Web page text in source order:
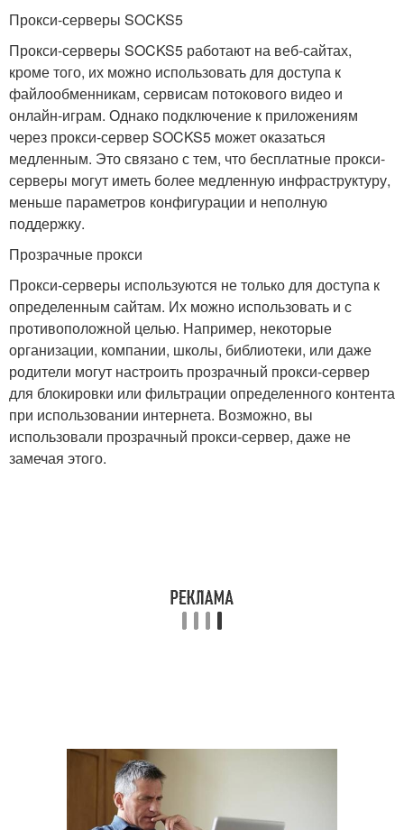
Прокси-серверы SOCKS5
Прокси-серверы SOCKS5 работают на веб-сайтах,
кроме того, их можно использовать для доступа к
файлообменникам, сервисам потокового видео и
онлайн-играм. Однако подключение к приложениям
через прокси-сервер SOCKS5 может оказаться
медленным. Это связано с тем, что бесплатные прокси-
серверы могут иметь более медленную инфраструктуру,
меньше параметров конфигурации и неполную
поддержку.
Прозрачные прокси
Прокси-серверы используются не только для доступа к
определенным сайтам. Их можно использовать и с
противоположной целью. Например, некоторые
организации, компании, школы, библиотеки, или даже
родители могут настроить прозрачный прокси-сервер
для блокировки или фильтрации определенного контента
при использовании интернета. Возможно, вы
использовали прозрачный прокси-сервер, даже не
замечая этого.